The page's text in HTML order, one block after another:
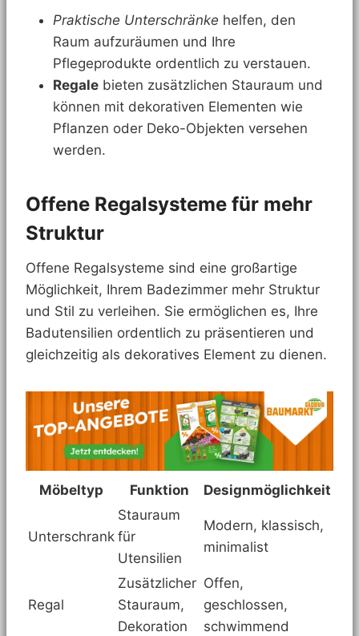
Praktische Unterschränke helfen, den
Raum aufzuräumen und Ihre
Pflegeprodukte ordentlich zu verstauen.
Regale bieten zusätzlichen Stauraum und
können mit dekorativen Elementen wie
Pflanzen oder Deko-Objekten versehen
werden.
Offene Regalsysteme für mehr
Struktur
Offene Regalsysteme sind eine großartige
Möglichkeit, Ihrem Badezimmer mehr Struktur
und Stil zu verleihen. Sie ermöglichen es, Ihre
Badutensilien ordentlich zu präsentieren und
gleichzeitig als dekoratives Element zu dienen.
Möbeltyp Funktion Designmöglichkeit
Unterschrank
Stauraum
für
Utensilien
Modern, klassisch,
minimalist
Regal
Zusätzlicher
Stauraum,
Dekoration
Offen,
geschlossen,
schwimmend